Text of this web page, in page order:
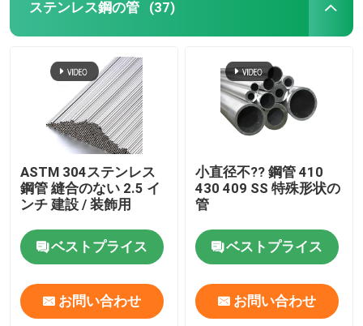
銅のストリップのコイル
ステンレス鋼の管 (37)
ASTM 304ステンレス
鋼管 縫合のない 2.5 イ
ンチ 建設 / 装飾用
ベストプライス
お問い合わせ
小直径不?? 鋼管 410
430 409 SS 特殊形状の
管
ベストプライス
お問い合わせ